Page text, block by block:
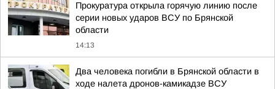
Прокуратура открыла горячую линию после
серии новых ударов ВСУ по Брянской
области
14:13
Два человека погибли в Брянской области в
ходе налета дронов-камикадзе ВСУ